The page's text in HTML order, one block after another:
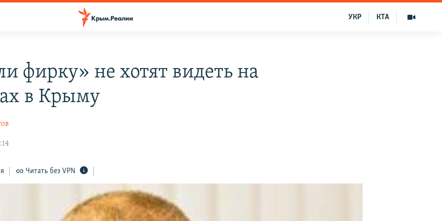
КТА
УКР
фирку» не хотят видеть на
в Крыму
Читать без VPN